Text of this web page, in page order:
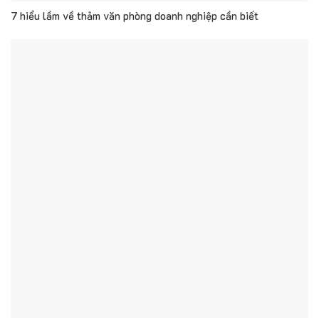
7 hiểu lầm về thảm văn phòng doanh nghiệp cần biết